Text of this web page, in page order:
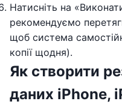
Натисніть на
рекомендуємо
щоб система
копії щодня).
Як створити
даних iPhone,